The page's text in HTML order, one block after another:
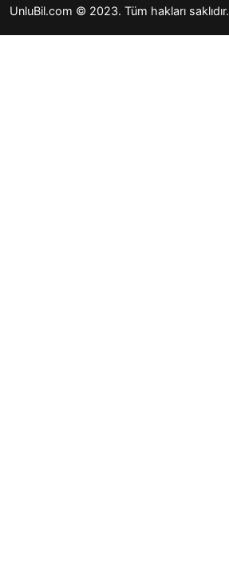
UnluBil.com © 2023. Tüm hakları saklıdır.